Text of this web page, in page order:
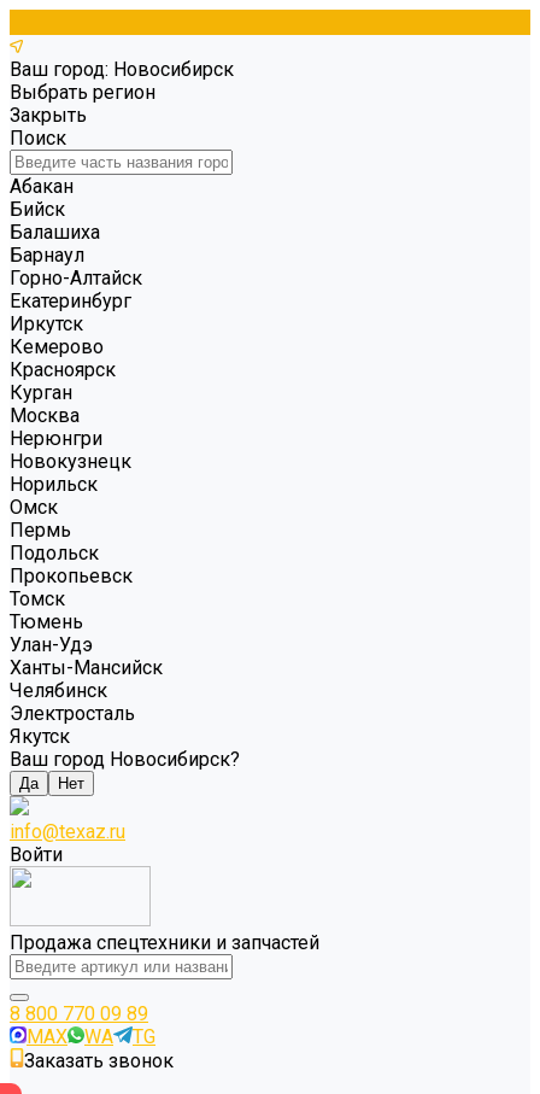
Ваш город: Новосибирск
Выбрать регион
Закрыть
Поиск
Абакан
Бийск
Балашиха
Барнаул
Горно-Алтайск
Екатеринбург
Иркутск
Кемерово
Красноярск
Курган
Москва
Нерюнгри
Новокузнецк
Норильск
Омск
Пермь
Подольск
Прокопьевск
Томск
Тюмень
Улан-Удэ
Ханты-Мансийск
Челябинск
Электросталь
Якутск
Ваш город Новосибирск?
Да Нет
info@texaz.ru
Войти
Продажа спецтехники и запчастей
8 800 770 09 89
MAX
WA
TG
Заказать звонок